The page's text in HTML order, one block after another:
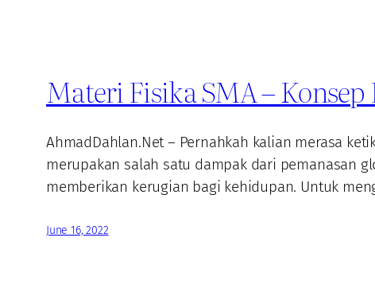
Materi Fisika SMA –
AhmadDahlan.Net – Pernahkah kalian merasa
merupakan salah satu dampak dari pemanasan
memberikan kerugian bagi kehidupan. Untuk
June 16, 2022